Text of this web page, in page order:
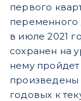
первого
переменного
в июле 2021
сохранен на
нему пройдет
произведены
годовых к